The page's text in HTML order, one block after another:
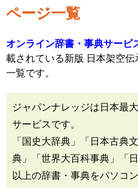
ページ一覧
オンライン辞書・事典サービ
載されている新版 日本架空
一覧です。
ジャパンナレッジは日本最
サービスです。
「国史大辞典」「日本古典
典」「世界大百科事典」「
以上の辞書・事典をパソコ